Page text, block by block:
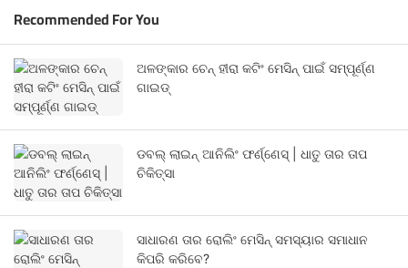
Recommended For You
ଅଳଙ୍କାର ଚେନ୍ ହୀରା କଟିଂ ମେସିନ୍ ପାଇଁ ସମ୍ପୂର୍ଣ୍ଣ
ଗାଇଡ୍
ଡବଲ୍ ଲାଇନ୍ ଆନିଲିଂ ଫର୍ଣ୍ଣେସ୍ | ଧାତୁ ତାର ତାପ
ଚିକିତ୍ସା
ସାଧାରଣ ତାର ରୋଲିଂ ମେସିନ୍ ସମସ୍ୟାର ସମାଧାନ
କିପରି କରିବେ?